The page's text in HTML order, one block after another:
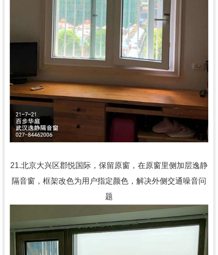
21.北京大兴区郡悦国际，保留原窗，在原窗里侧加层逸静
隔音窗，框架改色为用户指定颜色，解决外侧交通噪音问
题